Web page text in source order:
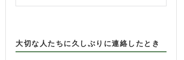
大切な人たちに久しぶりに連絡したとき